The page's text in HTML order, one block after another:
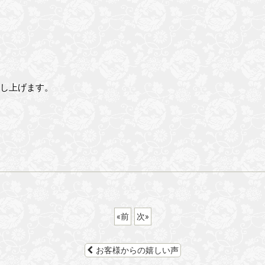
上げます。
«前 次»
お客様からの嬉しい声